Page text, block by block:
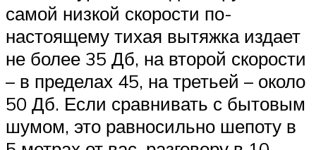
самой низкой скорости по-
настоящему тихая вытяжка издает
не более 35 Дб, на второй скорости
– в пределах 45, на третьей – около
50 Дб. Если сравнивать с бытовым
шумом, это равносильно шепоту в